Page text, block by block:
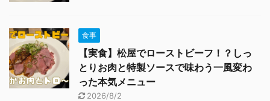
食事
【実食】松屋でローストビーフ！？しっ
とりお肉と特製ソースで味わう一風変わ
った本気メニュー
2026/8/2